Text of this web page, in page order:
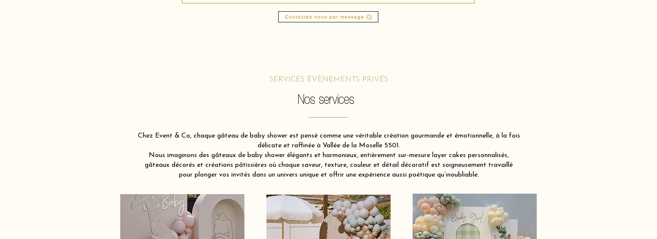
Contactez nous par message
SERVICES ÉVÈNEMENTS PRIVÉS
Nos services
Chez Event & Co, chaque gâteau de baby shower est pensé comme une véritable création gourmande et émotionnelle, à la fois
délicate et raffinée à Vallée de la Moselle 5501.
Nous imaginons des gâteaux de baby shower élégants et harmonieux, entièrement sur-mesure layer cakes personnalisés,
gâteaux décorés et créations pâtissières où chaque saveur, texture, couleur et détail décoratif est soigneusement travaillé
pour plonger vos invités dans un univers unique et offrir une expérience aussi poétique qu’inoubliable.